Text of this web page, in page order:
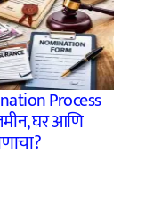
Process
घर आणि